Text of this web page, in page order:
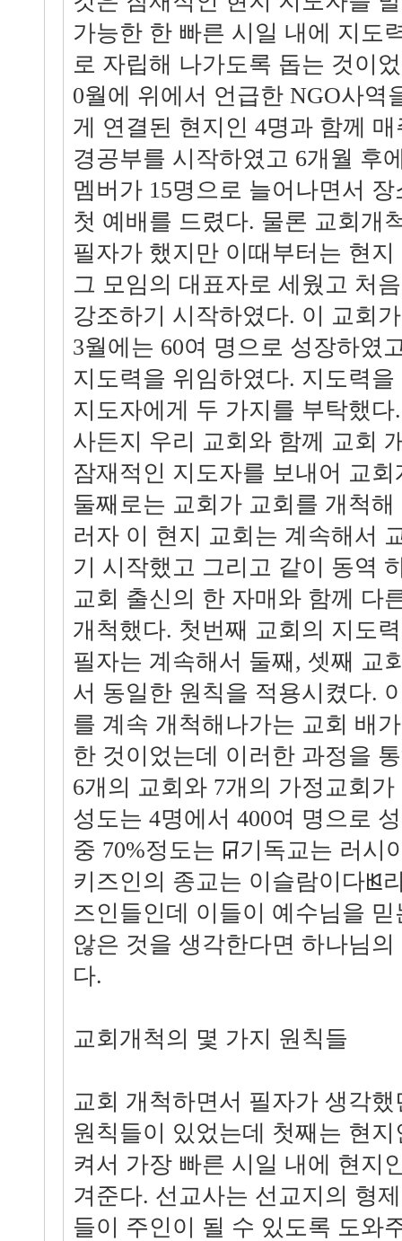
가능한 한 빠른 시일 내에 지도
로 자립해 나가도록 돕는 것이
0월에 위에서 언급한 NGO사역
게 연결된 현지인 4명과 함께
경공부를 시작하였고 6개월 후
멤버가 15명으로 늘어나면서
첫 예배를 드렸다. 물론 교회개
필자가 했지만 이때부터는 현
그 모임의 대표자로 세웠고 처
강조하기 시작하였다. 이 교회
3월에는 60여 명으로 성장하였
지도력을 위임하였다. 지도력
지도자에게 두 가지를 부탁했
사든지 우리 교회와 함께 교회
잠재적인 지도자를 보내어 교
둘째로는 교회가 교회를 개척
러자 이 현지 교회는 계속해서
기 시작했고 그리고 같이 동역
교회 출신의 한 자매와 함께 다
개척했다. 첫번째 교회의 지도
필자는 계속해서 둘째, 셋째 교
서 동일한 원칙을 적용시켰다.
를 계속 개척해나가는 교회 배
한 것이었는데 이러한 과정을
6개의 교회와 7개의 가정교회
성도는 4명에서 400여 명으로
중 70%정도는 ꡒ기독교는 러시
키즈인의 종교는 이슬람이다ꡓ
즈인들인데 이들이 예수님을
않은 것을 생각한다면 하나님
다.
교회개척의 몇 가지 원칙들
교회 개척하면서 필자가 생각
원칙들이 있었는데 첫째는 현
켜서 가장 빠른 시일 내에 현지
겨준다. 선교사는 선교지의 형
들이 주인이 될 수 있도록 도와